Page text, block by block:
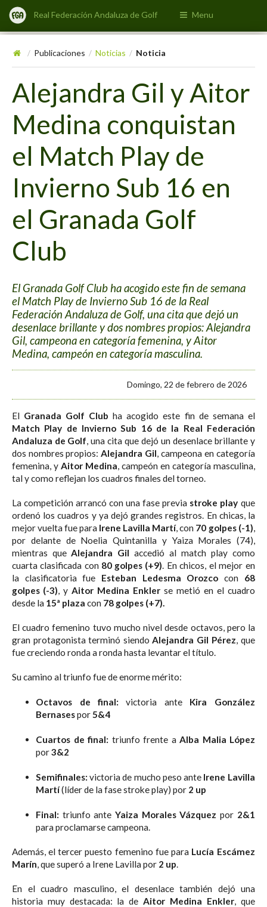
Real Federación Andaluza de Golf Menu
/ Publicaciones / Noticias / Noticia
Alejandra Gil y Aitor
Medina conquistan
el Match Play de
Invierno Sub 16 en
el Granada Golf
Club
El Granada Golf Club ha acogido este fin de semana
el Match Play de Invierno Sub 16 de la Real
Federación Andaluza de Golf, una cita que dejó un
desenlace brillante y dos nombres propios: Alejandra
Gil, campeona en categoría femenina, y Aitor
Medina, campeón en categoría masculina.
Domingo, 22 de febrero de 2026
El Granada Golf Club ha acogido este fin de semana el
Match Play de Invierno Sub 16 de la Real Federación
Andaluza de Golf, una cita que dejó un desenlace brillante y
dos nombres propios: Alejandra Gil, campeona en categoría
femenina, y Aitor Medina, campeón en categoría masculina,
tal y como reflejan los cuadros finales del torneo.
La competición arrancó con una fase previa stroke play que
ordenó los cuadros y ya dejó grandes registros. En chicas, la
mejor vuelta fue para Irene Lavilla Martí, con 70 golpes (-1),
por delante de Noelia Quintanilla y Yaiza Morales (74),
mientras que Alejandra Gil accedió al match play como
cuarta clasificada con 80 golpes (+9). En chicos, el mejor en
la clasificatoria fue Esteban Ledesma Orozco con 68
golpes (-3), y Aitor Medina Enkler se metió en el cuadro
desde la 15ª plaza con 78 golpes (+7).
El cuadro femenino tuvo mucho nivel desde octavos, pero la
gran protagonista terminó siendo Alejandra Gil Pérez, que
fue creciendo ronda a ronda hasta levantar el título.
Su camino al triunfo fue de enorme mérito:
Octavos de final: victoria ante Kira González
Bernasespor5&4
Cuartos de final: triunfo frente a Alba Malia López
por3&2
Semifinales: victoria de mucho peso ante Irene Lavilla
Martí(líder de la fase stroke play) por 2 up
Final: triunfo ante Yaiza Morales Vázquez por 2&1
para proclamarse campeona.
Además, el tercer puesto femenino fue para Lucía Escámez
Marín, que superó a Irene Lavilla por 2 up.
En el cuadro masculino, el desenlace también dejó una
historia muy destacada: la de Aitor Medina Enkler, que